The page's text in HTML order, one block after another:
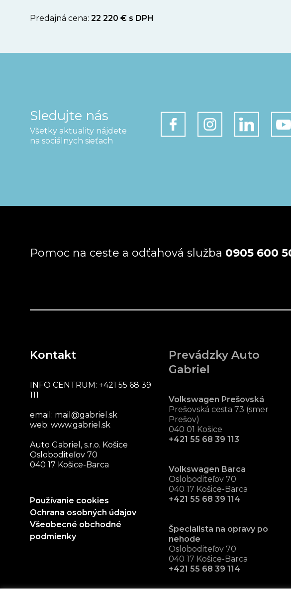
Predajná cena: 22 220 € s DPH
Sledujte nás
Všetky aktuality nájdete
na sociálnych sieťach
Pomoc na ceste a odťahová služba 0905 600
Kontakt
INFO CENTRUM: +421 55 68 39
111
email: mail@gabriel.sk
web: www.gabriel.sk
Auto Gabriel, s.r.o. Košice
Osloboditeľov 70
040 17 Košice-Barca
Používanie cookies
Ochrana osobných údajov
Všeobecné obchodné
podmienky
Prevádzky Auto
Gabriel
Volkswagen Prešovská
Prešovská cesta 73 (smer
Prešov)
040 01 Košice
+421 55 68 39 113
Volkswagen Barca
Osloboditeľov 70
040 17 Košice-Barca
+421 55 68 39 114
Špecialista na opravy po
nehode
Osloboditeľov 70
040 17 Košice-Barca
+421 55 68 39 114